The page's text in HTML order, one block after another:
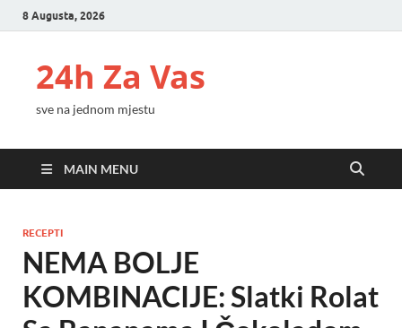
8 Augusta, 2026
24h Za Vas
sve na jednom mjestu
MAIN MENU
RECEPTI
NEMA BOLJE
KOMBINACIJE: Slatki Rolat